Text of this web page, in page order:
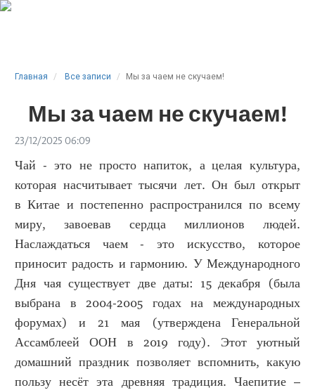
Главная Все записи Мы за чаем не скучаем!
Мы за чаем не скучаем!
23/12/2025 06:09
Чай - это не просто напиток, а целая культура,
которая насчитывает тысячи лет. Он был открыт
в Китае и постепенно распространился по всему
миру, завоевав сердца миллионов людей.
Наслаждаться чаем - это искусство, которое
приносит радость и гармонию. У Международного
Дня чая существует две даты: 15 декабря (была
выбрана в 2004-2005 годах на международных
форумах) и 21 мая (утверждена Генеральной
Ассамблеей ООН в 2019 году). Этот уютный
домашний праздник позволяет вспомнить, какую
пользу несёт эта древняя традиция. Чаепитие –